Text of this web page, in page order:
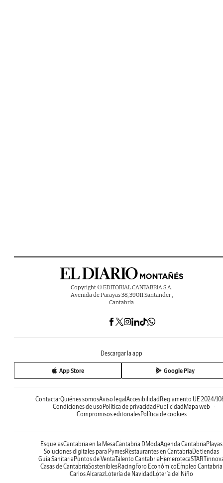
Copyright © EDITORIAL CANTABRIA S.A.
Avenida de Parayas 38, 39011 Santander ,
Cantabria
Descargar la app
App Store Google Play
ContactarQuiénes somosAviso legal Accesibilidad Reglamento UE 2024/
Condiciones de uso Política de privacidad Publicidad Mapa web
Compromisos editorialesPolítica de cookies
EsquelasCantabria en la MesaCantabria DModaAgenda Cantabria Playas
Soluciones digitales para PymesRestaurantes en Cantabria De tiendas
Guía Sanitaria Puntos de VentaTalento Cantabria Hemeroteca
Casas de CantabriaSosteniblesRacing Foro Económico Empleo Cantabria
Carlos AlcarazLotería de Navidad Lotería del Niño